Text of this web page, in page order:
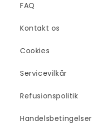
FAQ
Kontakt os
Cookies
Servicevilkår
Refusionspolitik
Handelsbetingelser